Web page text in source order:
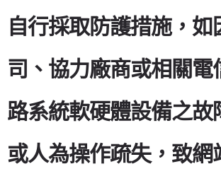
自行採取防護措施，如
司、協力廠商或相關電
路系統軟硬體設備之故
或人為操作疏失，致網